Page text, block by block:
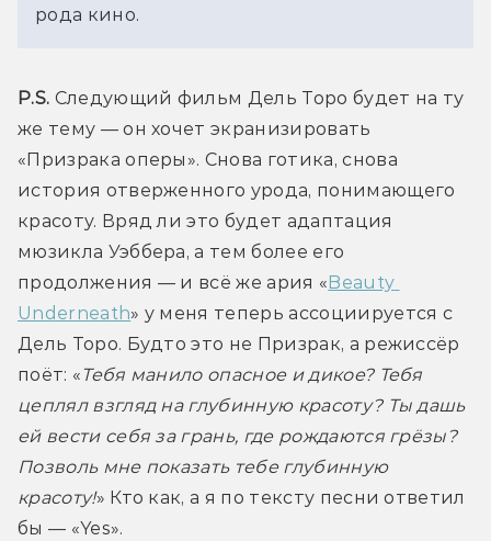
рода кино.
P.S. Следующий фильм Дель Торо будет на ту
же тему — он хочет экранизировать
«Призрака оперы». Снова готика, снова
история отверженного урода, понимающего
красоту. Вряд ли это будет адаптация
мюзикла Уэббера, а тем более его
продолжения — и всё же ария « Beauty
Underneath» у меня теперь ассоциируется с
Дель Торо. Будто это не Призрак, а режиссёр
поёт: «Тебя манило опасное и дикое? Тебя
цеплял взгляд на глубинную красоту? Ты дашь
ей вести себя за грань, где рождаются грёзы?
Позволь мне показать тебе глубинную
красоту!» Кто как, а я по тексту песни ответил
бы — «Yes».